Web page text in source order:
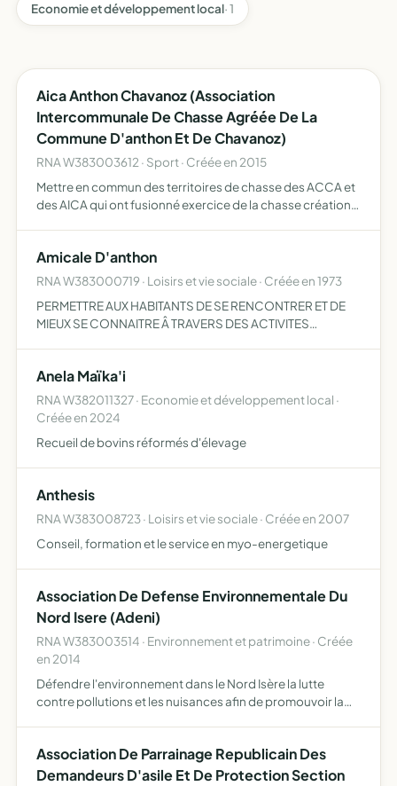
Economie et développement local· 1
Aica Anthon Chavanoz (Association
Intercommunale De Chasse Agréée De La
Commune D'anthon Et De Chavanoz)
RNA W383003612 · Sport · Créée en 2015
Mettre en commun des territoires de chasse des ACCA et
des AICA qui ont fusionné exercice de la chasse création
Amicale D'anthon
RNA W383000719 · Loisirs et vie sociale · Créée en 1973
PERMETTRE AUX HABITANTS DE SE RENCONTRER ET DE
MIEUX SE CONNAITRE Â TRAVERS DES ACTIVITES
Anela Maïka'i
RNA W382011327 · Economie et développement local ·
Créée en 2024
Recueil de bovins réformés d'élevage
Anthesis
RNA W383008723 · Loisirs et vie sociale · Créée en 2007
Conseil, formation et le service en myo-energetique
Association De Defense Environnementale Du
Nord Isere (Adeni)
RNA W383003514 · Environnement et patrimoine · Créée
en 2014
Défendre l'environnement dans le Nord Isère la lutte
contre pollutions et les nuisances afin de promouvoir la
Association De Parrainage Republicain Des
Demandeurs D'asile Et De Protection Section